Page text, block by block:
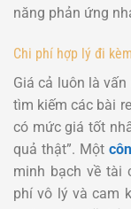
năng phản ứng
Chi phí hợp lý đi
Giá cả luôn là
tìm kiếm các bài
có mức giá tốt
quả thật”. Một
minh bạch về tài
phí vô lý và cam